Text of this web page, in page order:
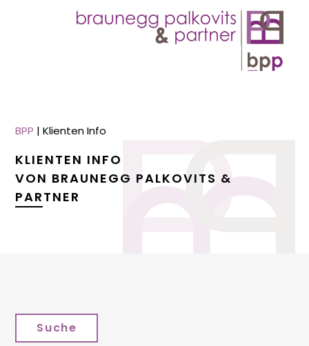
BPP |Klienten Info
KLIENTEN INFO
VON BRAUNEGG PALKOVITS &
PARTNER
Suche